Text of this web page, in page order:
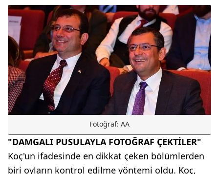
Fotoğraf: AA
"DAMGALI PUSULAYLA FOTOĞRAF ÇEKTİLER"
Koç'un ifadesinde en dikkat çeken bölümlerden
biri oyların kontrol edilme yöntemi oldu. Koç,